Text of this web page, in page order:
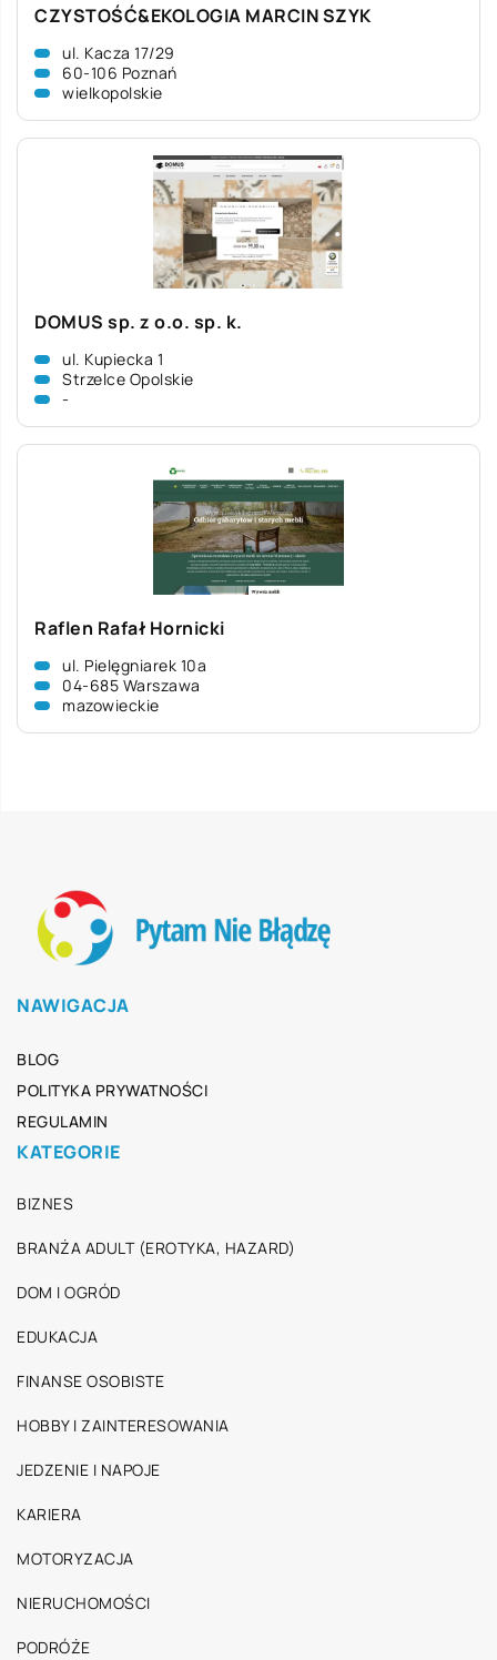
CZYSTOŚĆ&EKOLOGIA MARCIN SZYK
ul. Kacza 17/29
60-106 Poznań
wielkopolskie
DOMUS sp. z o.o. sp. k.
ul. Kupiecka 1
Strzelce Opolskie
-
Raflen Rafał Hornicki
ul. Pielęgniarek 10a
04-685 Warszawa
mazowieckie
NAWIGACJA
BLOG
POLITYKA PRYWATNOŚCI
REGULAMIN
KATEGORIE
BIZNES
BRANŻA ADULT (EROTYKA, HAZARD)
DOM I OGRÓD
EDUKACJA
FINANSE OSOBISTE
HOBBY I ZAINTERESOWANIA
JEDZENIE I NAPOJE
KARIERA
MOTORYZACJA
NIERUCHOMOŚCI
PODRÓŻE